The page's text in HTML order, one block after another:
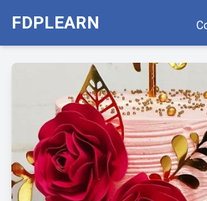
FDPLEARN